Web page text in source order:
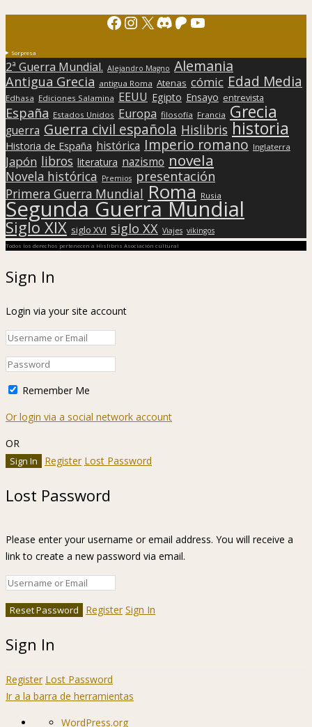
Facebook
Instagram
X Discord
Patreon
YouTube
Sorpresa
2ª Guerra Mundial. Alejandro Magno Alemania
Antigua Grecia antigua Roma Atenas cómic Edad Media
Edhasa Ediciones Salamina EEUU Egipto Ensayo entrevista
España Estados Unidos Europa filosofía Francia Grecia
guerra Guerra civil española Hislibris historia
Historia de España histórica Imperio romano Inglaterra
Japón libros literatura nazismo novela
Novela histórica Premios presentación
Primera Guerra Mundial Roma Rusia
Segunda Guerra Mundial
Siglo XIX siglo XVI siglo XX Viajes vikingos
Todos los derechos pertenecen a Hislibris Asociación cultural
Sign In
Login via your site account
Remember Me
Or login via a social network account
OR
Register Lost Password
Lost Password
Please enter your username or email address. You will receive a
link to create a new password via email.
Register Sign In
Sign In
Register Lost Password
Ir a la barra de herramientas
AcercaWordPress.org